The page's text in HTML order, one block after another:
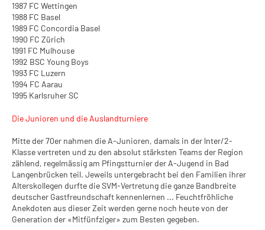
1987 FC Wettingen
1988 FC Basel
1989 FC Concordia Basel
1990 FC Zürich
1991 FC Mulhouse
1992 BSC Young Boys
1993 FC Luzern
1994 FC Aarau
1995 Karlsruher SC
Die Junioren und die Auslandturniere
Mitte der 70er nahmen die A-Junioren, damals in der lnter/2-
Klasse vertreten und zu den absolut stärksten Teams der Region
zählend, regelmässig am Pfingstturnier der A-Jugend in Bad
Langenbrücken teil. Jeweils untergebracht bei den Familien ihrer
Alterskollegen durfte die SVM-Vertretung die ganze Bandbreite
deutscher Gastfreundschaft kennenlernen ... Feuchtfröhliche
Anekdoten aus dieser Zeit werden gerne noch heute von der
Generation der «Mitfünfziger» zum Besten gegeben.